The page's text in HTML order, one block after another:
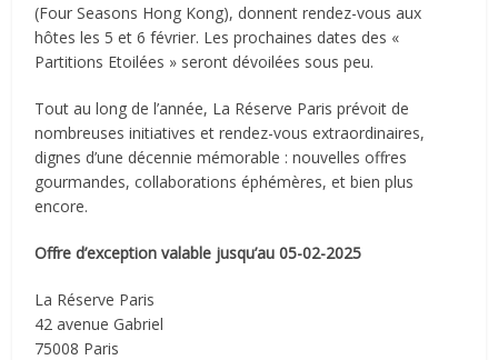
(Four Seasons Hong Kong), donnent rendez-vous aux
hôtes les 5 et 6 février. Les prochaines dates des «
Partitions Etoilées » seront dévoilées sous peu.
Tout au long de l’année, La Réserve Paris prévoit de
nombreuses initiatives et rendez-vous extraordinaires,
dignes d’une décennie mémorable : nouvelles offres
gourmandes, collaborations éphémères, et bien plus
encore.
Offre d’exception valable jusqu’au 05-02-2025
La Réserve Paris
42 avenue Gabriel
75008 Paris